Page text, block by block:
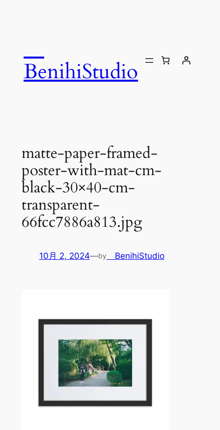
BenihiStudio
matte-paper-framed-
poster-with-mat-cm-
black-30×40-cm-
transparent-
66fcc7886a813.jpg
10月 2, 2024—by BenihiStudio